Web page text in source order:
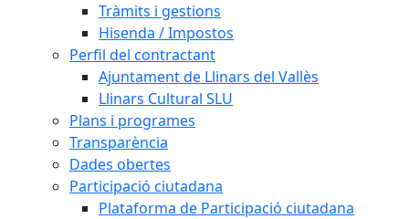
Tràmits i gestions
Hisenda / Impostos
Perfil del contractant
Ajuntament de Llinars del Vallès
Llinars Cultural SLU
Plans i programes
Transparència
Dades obertes
Participació ciutadana
Plataforma de Participació ciutadana